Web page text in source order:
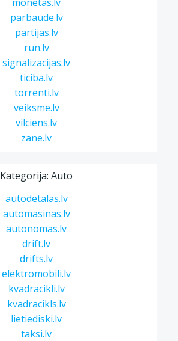
parbaude.lv
partijas.lv
run.lv
signalizacijas.lv
ticiba.lv
torrenti.lv
veiksme.lv
vilciens.lv
zane.lv
Kategorija: Auto
autodetalas.lv
automasinas.lv
autonomas.lv
drift.lv
drifts.lv
elektromobili.lv
kvadracikli.lv
kvadracikls.lv
lietiediski.lv
taksi.lv